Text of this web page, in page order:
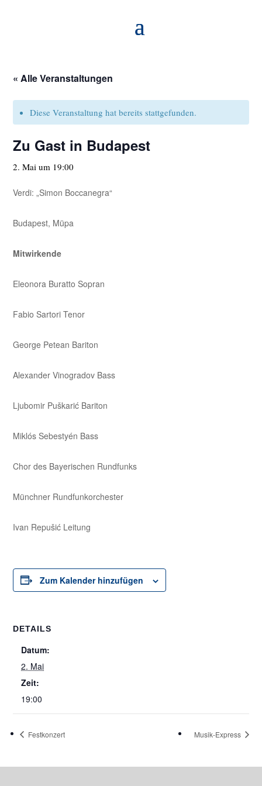
« Alle Veranstaltungen
Diese Veranstaltung hat bereits stattgefunden.
Zu Gast in Budapest
2. Mai um 19:00
Verdi: „Simon Boccanegra“
Budapest, Müpa
Mitwirkende
Eleonora Buratto Sopran
Fabio Sartori Tenor
George Petean Bariton
Alexander Vinogradov Bass
Ljubomir Puškarić Bariton
Miklós Sebestyén Bass
Chor des Bayerischen Rundfunks
Münchner Rundfunkorchester
Ivan Repušić Leitung
Zum Kalender hinzufügen
DETAILS
Datum:
2. Mai
Zeit:
19:00
Festkonzert Musik-Express